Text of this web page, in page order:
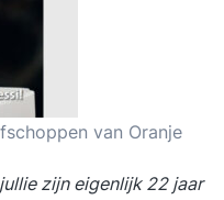
van Oranje
zijn eigenlijk 22 jaar